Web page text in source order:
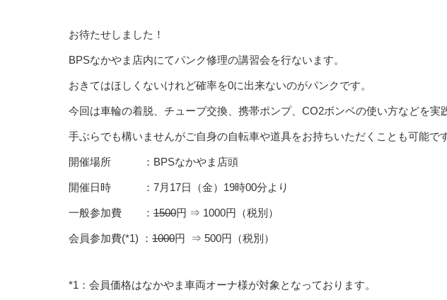
お待たせしました！
BPSなかやま店内にてパンク修理の講習会を行ないます。
おきてはほしくないけれど確率を0に出来ないのがパンクです。
今回は車輪の着脱、チューブ交換、携帯ポンプ、CO2ボンベの使い方などを実
手ぶらでも構いませんがご自身の自転車や道具をお持ちいただくことも可能です
開催場所 ：BPSなかやま店頭
開催日時 ：7月17日（金）19時00分より
一般参加費 ： 1500円 ⇒ 1000円（税別）
会員参加費(*1) ： 1000円 ⇒ 500円（税別）
*1：会員価格はなかやま車両オーナ様が対象となっております。